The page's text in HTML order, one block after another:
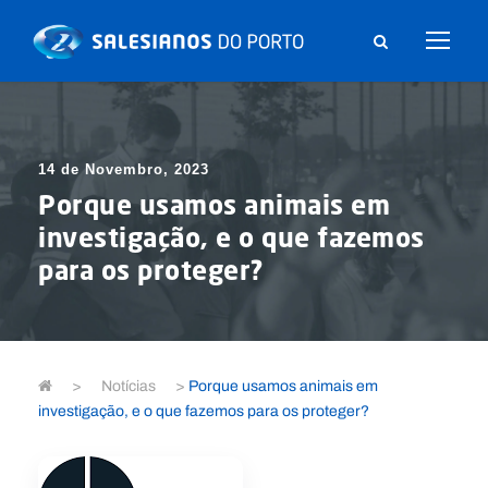
14 de Novembro, 2023
Porque usamos animais em
investigação, e o que fazemos
para os proteger?
> Notícias > Porque usamos animais em
investigação, e o que fazemos para os proteger?